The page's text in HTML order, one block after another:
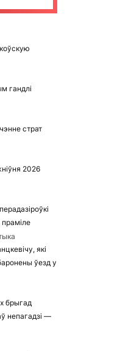
гандлі
страт
2026
які
ўезд у
брыгад
непагадзі —